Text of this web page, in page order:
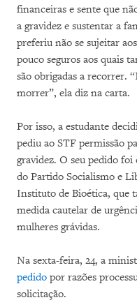
financeiras e sente que
a gravidez e sustentar a
preferiu não se sujeitar
pouco seguros aos quais
são obrigadas a recorrer.
morrer”, ela diz na carta.
Por isso, a estudante
pediu ao STF permissão
gravidez. O seu pedido
do Partido Socialismo e
Instituto de Bioética, que
medida cautelar de
mulheres grávidas.
Na sexta-feira, 24, a
pedido por razões
solicitação.